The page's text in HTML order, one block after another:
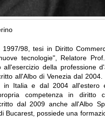
1997/98, tesi in Diritto
tecnologie", Relatore
all'esercizio della professione
all'Albo di Venezia dal
in Italia e dal 2004 all'estero
competenza in diritto
dal 2009 anche all'Albo
Bucarest, possiede una